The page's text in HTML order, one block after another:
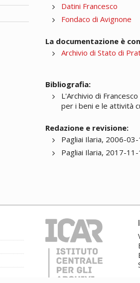
Datini Francesco
Fondaco di Avignone
La documentazione è
Archivio di Stato di
Bibliografia:
L'Archivio di
per i beni e le attività
Redazione e revisione:
Pagliai Ilaria, 2006-
Pagliai Ilaria, 2017-